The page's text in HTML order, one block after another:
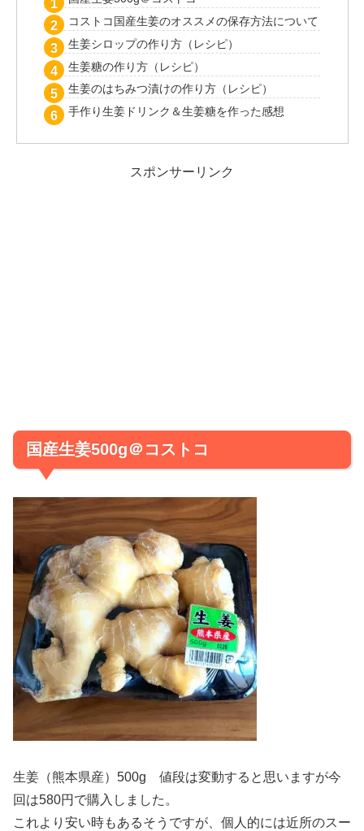
コストコ国産生姜のオススメの保存方法について
生姜シロップの作り方（レシピ）
生姜糖の作り方（レシピ）
生姜のはちみつ漬けの作り方（レシピ）
手作り生姜ドリンク＆生姜糖を作った感想
スポンサーリンク
国産生姜500g＠コストコ
生姜（熊本県産）500g 値段は変動すると思いますが今
回は580円で購入しました。
これより安い時もあるそうですが、個人的には近所のスー